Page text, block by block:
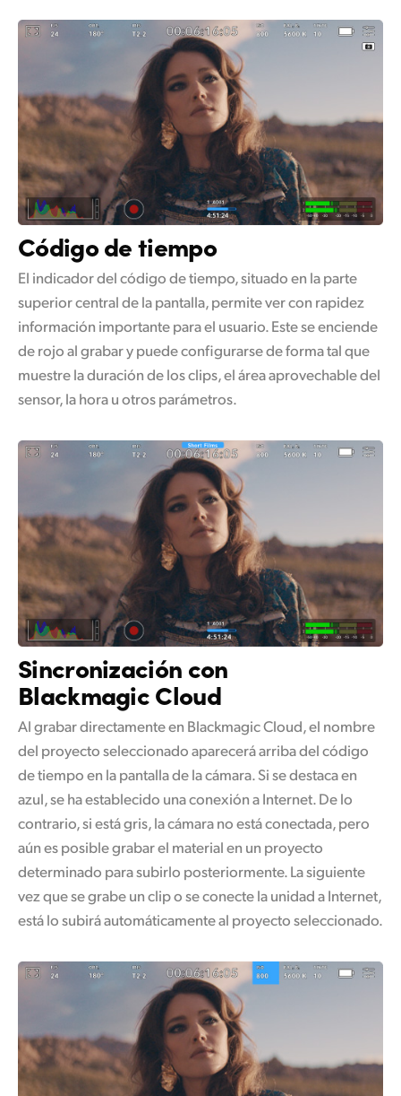
Código de tiempo
El indicador del código de tiempo, situado en la parte
superior central de la pantalla, permite ver con rapidez
información importante para el usuario. Este se enciende
de rojo al grabar y puede configurarse de forma tal que
muestre la duración de los clips, el área aprovechable del
sensor, la hora u otros parámetros.
Sincronización con
Blackmagic Cloud
Al grabar directamente en Blackmagic Cloud, el nombre
del proyecto seleccionado aparecerá arriba del código
de tiempo en la pantalla de la cámara. Si se destaca en
azul, se ha establecido una conexión a Internet. De lo
contrario, si está gris, la cámara no está conectada, pero
aún es posible grabar el material en un proyecto
determinado para subirlo posteriormente. La siguiente
vez que se grabe un clip o se conecte la unidad a Internet,
está lo subirá automáticamente al proyecto seleccionado.